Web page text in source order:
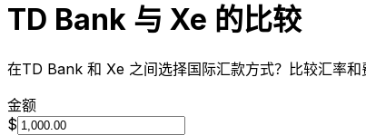
TD Bank 与 Xe 的比较
在TD Bank 和 Xe 之间选择国际汇款方式？比较汇率和
金额
$